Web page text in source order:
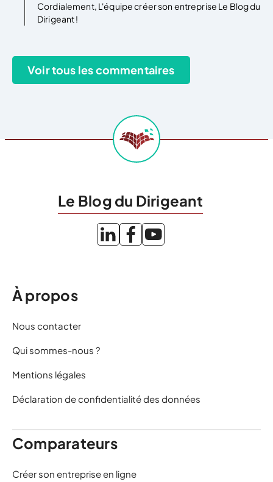
Cordialement, L'équipe créer son entreprise Le Blog du
Dirigeant !
Le Blog du Dirigeant
À propos
Nous contacter
Qui sommes-nous ?
Mentions légales
Déclaration de confidentialité des données
Comparateurs
Créer son entreprise en ligne